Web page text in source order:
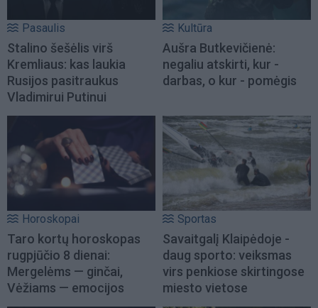
Pasaulis
Stalino šešėlis virš
Kremliaus: kas laukia
Rusijos pasitraukus
Vladimirui Putinui
Kultūra
Aušra Butkevičienė:
negaliu atskirti, kur -
darbas, o kur - pomėgis
Horoskopai
Taro kortų horoskopas
rugpjūčio 8 dienai:
Mergelėms — ginčai,
Vėžiams — emocijos
Sportas
Savaitgalį Klaipėdoje -
daug sporto: veiksmas
virs penkiose skirtingose
miesto vietose